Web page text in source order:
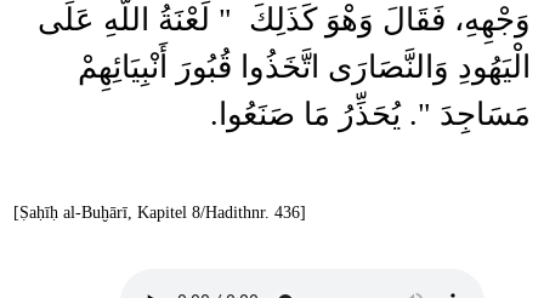
وَجْهِهِ، فَقَالَ وَهْوَ كَذَلِكَ ‏ "‏ لَعْنَةُ اللَّهِ عَلَى
الْيَهُودِ وَالنَّصَارَى اتَّخَذُوا قُبُورَ أَنْبِيَائِهِمْ
مَسَاجِدَ ‏"‏‏.‏ يُحَذِّرُ مَا صَنَعُوا‏.‏
[Ṣaḥīḥ al-Buḫārī, Kapitel 8/Hadithnr. 436]